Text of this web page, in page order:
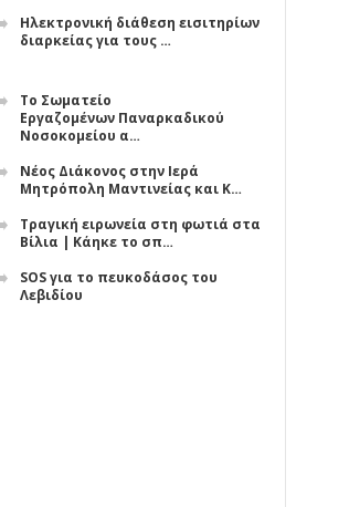
Ηλεκτρονική διάθεση εισιτηρίων
διαρκείας για τους …
Το Σωματείο
Εργαζομένων Παναρκαδικού
Νοσοκομείου α…
Νέος Διάκονος στην Ιερά
Μητρόπολη Μαντινείας και Κ…
Τραγική ειρωνεία στη φωτιά στα
Βίλια | Κάηκε το σπ…
SOS για το πευκοδάσος του
Λεβιδίου